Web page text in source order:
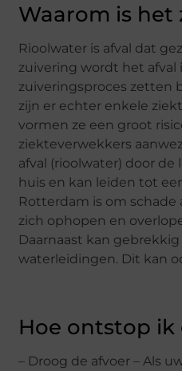
Waarom is
Rioolwater is afval dat
zuivering wordt het
zuiveringsproces zetten
zijn er echter enkele
vormen ze een groot
ziekteverwekkers
afval (rioolwater) door
huis en kan leiden tot
Rotterdam is om schade
zich ophopen en
Daarnaast kan
waterleidingen. Dit kan
Hoe ontstop
– Droog de afvoer – Als